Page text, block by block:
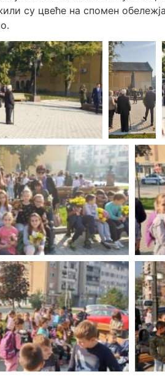
су цвеће на спомен